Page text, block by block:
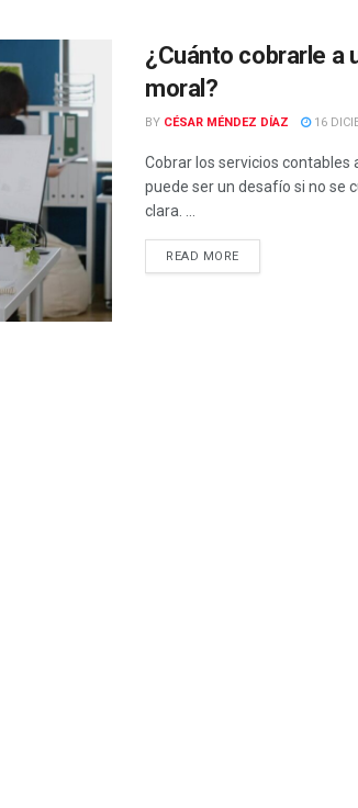
¿Cuánto cobrarle a
moral?
BY CÉSAR MÉNDEZ DÍAZ 16
Cobrar los servicios contables
puede ser un desafío si no se
clara. ...
READ MORE